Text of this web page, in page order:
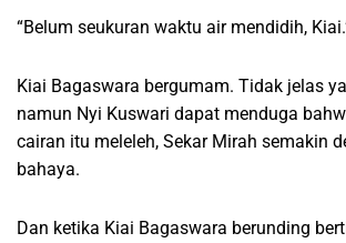
“Belum seukuran waktu air mendidih,
Kiai Bagaswara bergumam. Tidak jelas
namun Nyi Kuswari dapat menduga
cairan itu meleleh, Sekar Mirah semakin
bahaya.
Dan ketika Kiai Bagaswara berunding